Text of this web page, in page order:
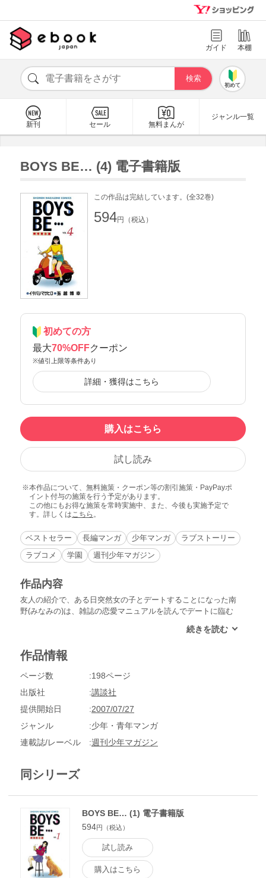
ガイド 本棚
初めて
新刊 セール 無料まんが
ジャンル一覧
BOYS BE… (4) 電子書籍版
この作品は完結しています。(全32巻)
594円（税込）
初めての方
最大70%OFFクーポン
※値引上限等条件あり
詳細・獲得はこちら
購入はこちら
試し読み
本作品について、無料施策・クーポン等の割引施策・PayPayポ
イント付与の施策を行う予定があります。
この他にもお得な施策を常時実施中、また、今後も実施予定で
す。詳しくはこちら 。
ベストセラー 長編マンガ 少年マンガ
ラブストーリー
ラブコメ
学園 週刊少年マガジン
作品内容
友人の紹介で、ある日突然女の子とデートすることになった南
野(みなみの)は、雑誌の恋愛マニュアルを読んでデートに臨む
作品情報
ページ数
198ページ
出版社
講談社
提供開始日
2007/07/27
ジャンル
少年・青年マンガ
連載誌/レーベル
週刊少年マガジン
同シリーズ
BOYS BE… (1) 電子書籍版
594円（税込）
試し読み
購入はこちら